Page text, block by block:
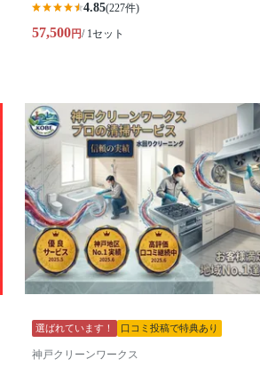
4.85(227件)
57,500円/ 1セット
選ばれています！ 口コミ投稿で特典あり
神戸クリーンワークス